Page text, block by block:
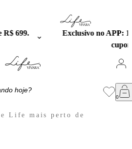
APP: 15% Off na primeira compra
Life mais perto de